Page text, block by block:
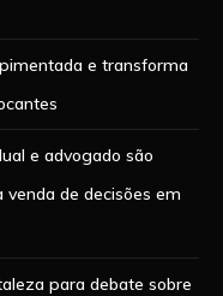
e transforma
e advogado são
de decisões em
para debate sobre